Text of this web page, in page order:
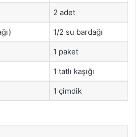
2 adet
1/2 su bardağı
1 paket
1 tatlı kaşığı
1 çimdik